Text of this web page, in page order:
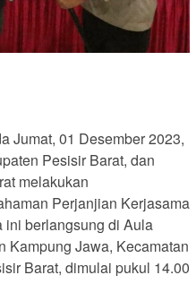
Jumat, 01 Desember 2023,
Pesisir Barat, dan
melakukan
Perjanjian Kerjasama
ini berlangsung di Aula
Kampung Jawa, Kecamatan
Barat, dimulai pukul 14.00